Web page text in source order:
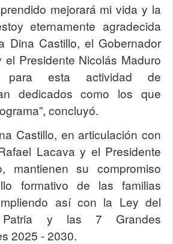
mejorará mi vida y la
eternamente agradecida
Dina Castillo, el Gobernador
el Presidente Nicolás Maduro
para esta actividad de
dedicados como los que
concluyó.
Castillo, en articulación con
Lacava y el Presidente
mantienen su compromiso
formativo de las familias
así con la Ley del
y las 7 Grandes
2025 - 2030.